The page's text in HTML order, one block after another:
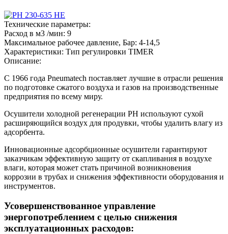
Технические параметры:
Расход в м3 /мин: 9
Максимальное рабочее давление, Бар: 4-14,5
Характеристики: Тип регулировки TIMER
Описание:
С 1966 года Pneumatech поставляет лучшие в отрасли решения
по подготовке сжатого воздуха и газов на производственные
предприятия по всему миру.
Осушители холодной регенерации PH используют сухой
расширяющийся воздух для продувки, чтобы удалить влагу из
адсорбента.
Инновационные адсорбционные осушители гарантируют
заказчикам эффективную защиту от скапливания в воздухе
влаги, которая может стать причиной возникновения
коррозии в трубах и снижения эффективности оборудования и
инструментов.
Усовершенствованное управление
энергопотреблением с целью снижения
эксплуатационных расходов: